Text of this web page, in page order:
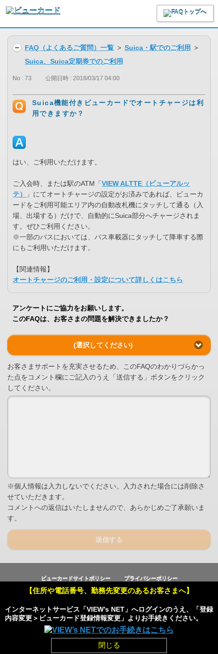
【住所や電話番号、勤務先変更のあるお客さまへ】
インターネットサービス「VIEW’s NET」へログインのうえ、「登録
内容変更＞ビューカード登録情報変更」よりお手続きください。
閉じる
FAQ（よくあるご質問）一覧 > Suica・駅でのご利用 >
Suica、Suica定期券でのご利用
No : 73 公開日時 : 2018/03/17 04:00
Suica機能付きビューカードでオートチャージは利
用できますか？
はい、ご利用いただけます。
ご入会時、または駅のATM「 VIEW ALTTE（ビューアルッ
テ）
」にてオートチャージの設定がお済みであれば、ビューカ
ードをご利用可能エリア内の自動改札機にタッチして通る（入
場、出場する）だけで、自動的にSuica部分へチャージされま
す。ぜひご利用ください。
※一部のバスにおいては、バス車載器にタッチして降車する際
にもご利用いただけます。
【関連情報】
オートチャージのご利用・設定について詳しくはこちら
アンケートにご協力をお願いします。
このFAQは、お客さまの問題を解決できましたか？
(選択してください)
お客さまサポートを充実させるため、このFAQのわかりづらかっ
た点をコメント欄にご記入のうえ「送信する」ボタンをクリック
してください。
※個人情報は入力しないでください。入力された場合には削除さ
せていただきます。
コメントへの返信はいたしませんので、あらかじめご了承願いま
す。
送信する
ビューカードサイトポリシー プライバシーポリシー
Powered by
HOME pagetop